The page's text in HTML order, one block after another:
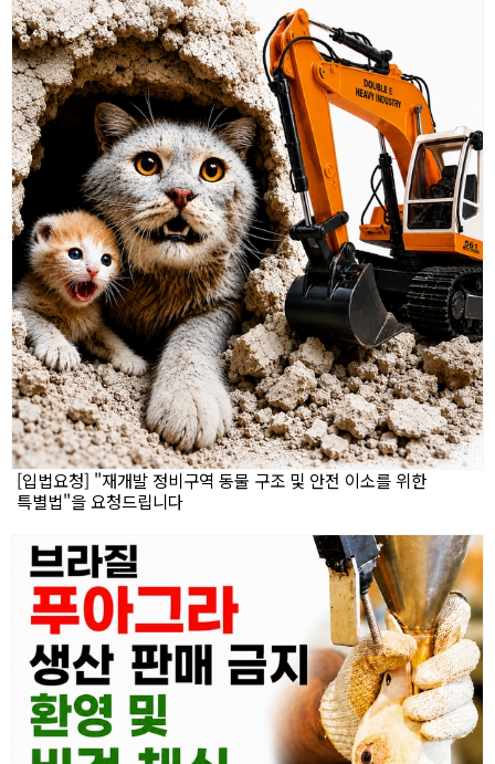
[입법요청] "재개발 정비구역 동물 구조 및 안전 이소를 위한
특별법"을 요청드립니다